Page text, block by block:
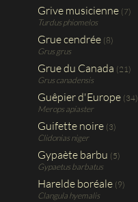
Grive musicienne (7)
Turdus phiomelos
Grue cendrée (8)
Grus grus
Grue du Canada (21)
Grus canadensis
Guêpier d'Europe (34)
Merops apiaster
Guifette noire (3)
Clidonias niger
Gypaète barbu (5)
Gypaetus barbatus
Harelde boréale (9)
Clangula hyemalis